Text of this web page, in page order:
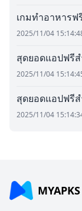
เกมทำอาหาร
2025/11/04
สุดยอดแอปฟรี
2025/11/04
สุดยอดแอปฟรี
2025/11/04
MYAPKS